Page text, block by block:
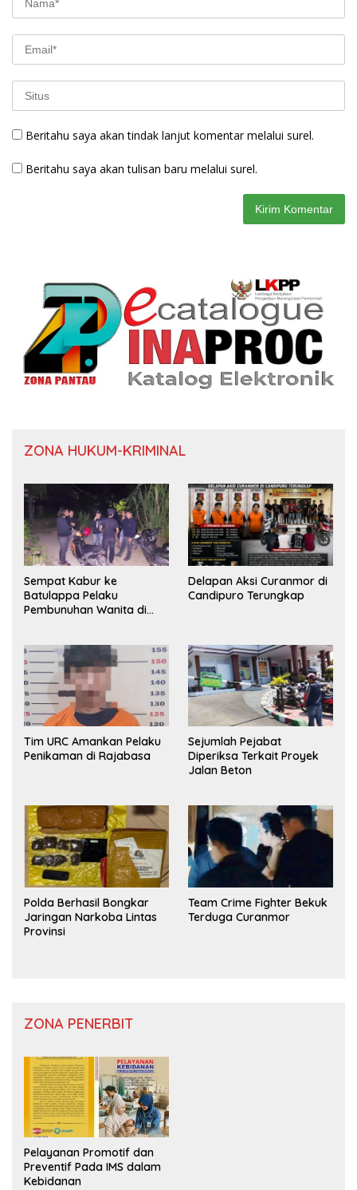
Beritahu saya akan tindak lanjut komentar melalui surel.
Beritahu saya akan tulisan baru melalui surel.
ZONA HUKUM-KRIMINAL
Sempat Kabur ke
Batulappa Pelaku
Pembunuhan Wanita di
Delapan Aksi Curanmor di
Candipuro Terungkap
Tim URC Amankan Pelaku
Penikaman di Rajabasa
Sejumlah Pejabat
Diperiksa Terkait Proyek
Jalan Beton
Polda Berhasil Bongkar
Jaringan Narkoba Lintas
Provinsi
Team Crime Fighter Bekuk
Terduga Curanmor
ZONA PENERBIT
Pelayanan Promotif dan
Preventif Pada IMS dalam
Kebidanan